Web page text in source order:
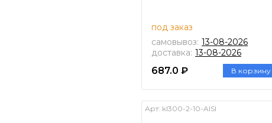
под заказ
самовывоз: 13-08-2026
доставка: 13-08-2026
687.0 ₽ В корзину
Арт: kl300-2-10-AISI